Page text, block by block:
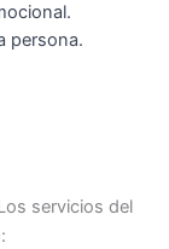
persona.
servicios del